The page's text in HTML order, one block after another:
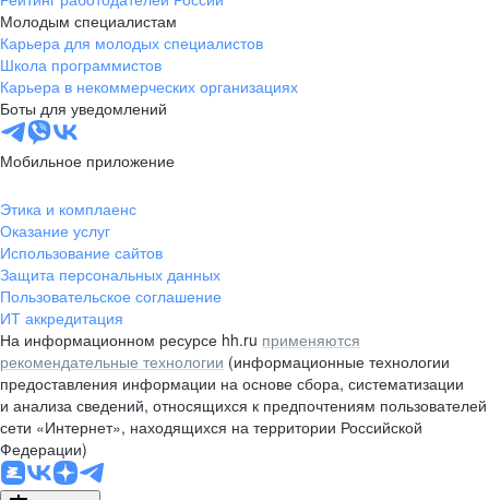
Молодым специалистам
Карьера для молодых специалистов
Школа программистов
Карьера в некоммерческих организациях
Боты для уведомлений
Мобильное приложение
Этика и комплаенс
Оказание услуг
Использование сайтов
Защита персональных данных
Пользовательское соглашение
ИТ аккредитация
На информационном ресурсе hh.ru применяются
рекомендательные технологии (информационные технологии
предоставления информации на основе сбора, систематизации
и анализа сведений, относящихся к предпочтениям пользователей
сети «Интернет», находящихся на территории Российской
Федерации)